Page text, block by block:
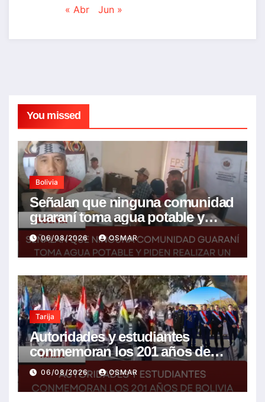
« Abr Jun »
You missed
Bolivia
Señalan que ninguna comunidad
guaraní toma agua potable y
piden realizar un Foro para
resolver la problemática
06/08/2026 OSMAR
Tarija
Autoridades y estudiantes
conmemoran los 201 años de
Bolivia con la esperanza de un
mejor futuro
06/08/2026 OSMAR